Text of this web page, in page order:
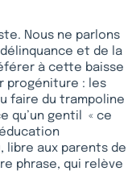
Nous ne parlons
et de la
à cette baisse
progéniture : les
faire du trampoline
qu’un gentil « ce
libre aux parents de
phrase, qui relève